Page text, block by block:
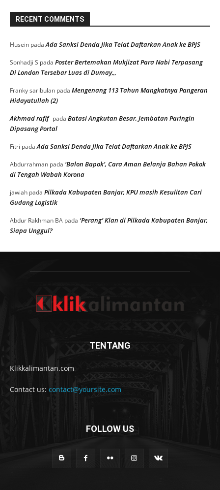
RECENT COMMENTS
Husein padaAda Sanksi Denda Jika Telat Daftarkan Anak ke BPJS
Sonhadji S pada Poster Bertemakan Mukjizat Para Nabi Terpasang
Di London Tersebar Luas di Dumay,,,
Franky saribulan pada Mengenang 113 Tahun Mangkatnya Pangeran
Hidayatullah (2)
Akhmad rafif pada Batasi Angkutan Besar, Jembatan Paringin
Dipasang Portal
Fitri padaAda Sanksi Denda Jika Telat Daftarkan Anak ke BPJS
Abdurrahman pada ‘Balon Bapok’, Cara Aman Belanja Bahan Pokok
di Tengah Wabah Korona
jawiah pada Pilkada Kabupaten Banjar, KPU masih Kesulitan Cari
Gudang Logistik
Abdur Rakhman BA pada ‘Perang’ Klan di Pilkada Kabupaten Banjar,
Siapa Unggul?
TENTANG
Klikkalimantan.com
Contact us: contact@yoursite.com
FOLLOW US